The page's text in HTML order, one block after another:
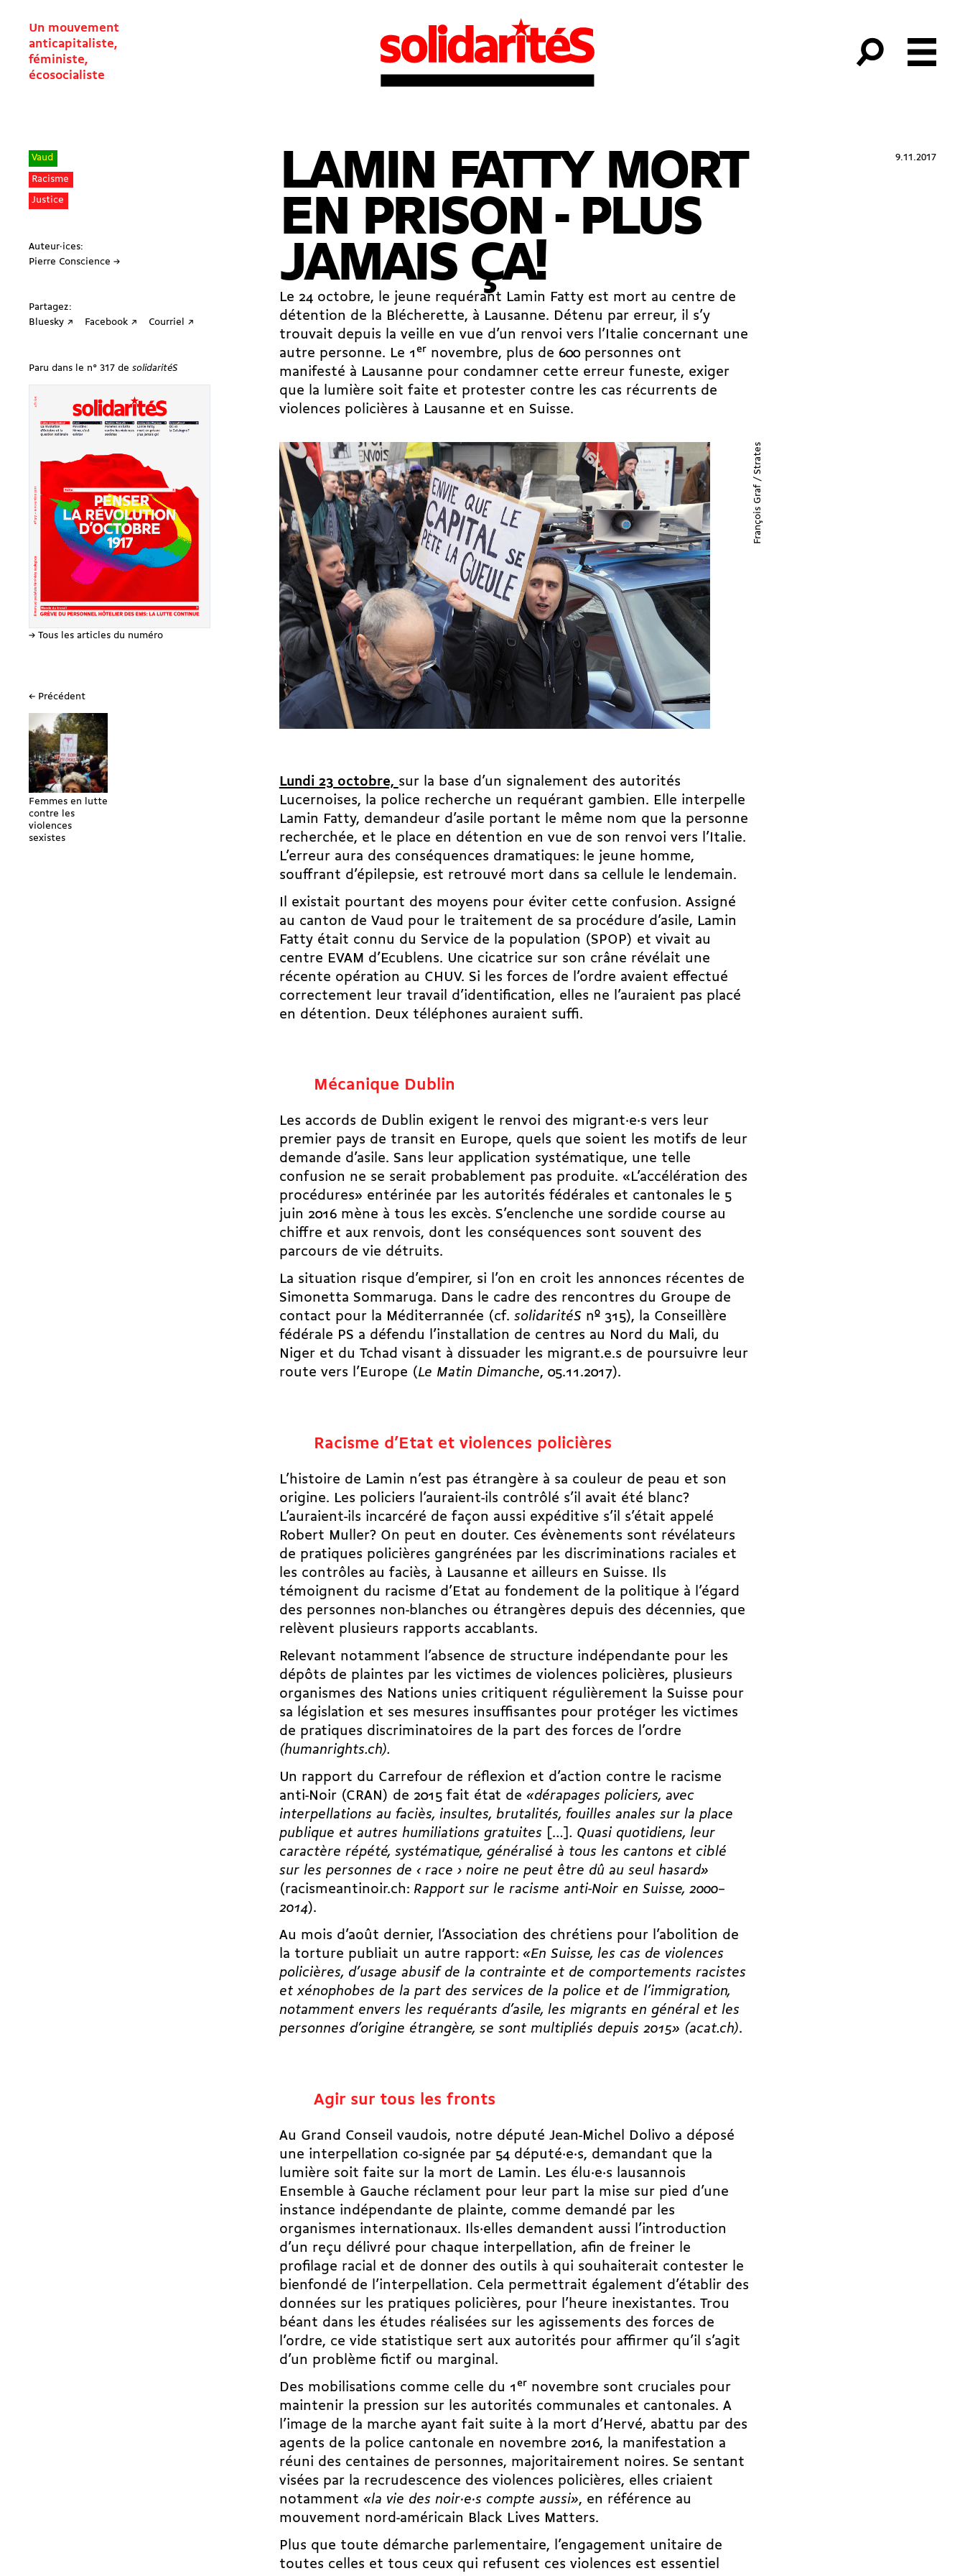
Un mouvement
anticapitaliste,
féministe,
écosocialiste
Vaud
Racisme
Justice
Auteur·ices:
Pierre Conscience →
Partagez:
Bluesky ↗
Facebook ↗ Courriel ↗
Paru dans le n° 317 de solidaritéS
→ Tous les articles du numéro
← Précédent
Femmes en lutte
contre les
violences
sexistes
9.11.2017
LAMIN FATTY MORT
EN PRISON - PLUS
JAMAIS ÇA!
Le 24 octobre, le jeune requérant Lamin Fatty est mort au centre de
détention de la Blécherette, à Lausanne. Détenu par erreur, il s’y
trouvait depuis la veille en vue d’un renvoi vers l’Italie concernant une
autre personne. Le 1er novembre, plus de 600 personnes ont
manifesté à Lausanne pour condamner cette erreur funeste, exiger
que la lumière soit faite et protester contre les cas récurrents de
violences policières à Lausanne et en Suisse.
François Graf / Strates
Lundi 23 octobre, sur la base d’un signalement des autorités
Lucernoises, la police recherche un requérant gambien. Elle interpelle
Lamin Fatty, demandeur d’asile portant le même nom que la personne
recherchée, et le place en détention en vue de son renvoi vers l’Italie.
L’erreur aura des conséquences dramatiques: le jeune homme,
souffrant d’épilepsie, est retrouvé mort dans sa cellule le lendemain.
Il existait pourtant des moyens pour éviter cette confusion. Assigné
au canton de Vaud pour le traitement de sa procédure d’asile, Lamin
Fatty était connu du Service de la population (SPOP) et vivait au
centre EVAM d’Ecublens. Une cicatrice sur son crâne révélait une
récente opération au CHUV. Si les forces de l’ordre avaient effectué
correctement leur travail d’identification, elles ne l’auraient pas placé
en détention. Deux téléphones auraient suffi.
Mécanique Dublin
Les accords de Dublin exigent le renvoi des migrant·e·s vers leur
premier pays de transit en Europe, quels que soient les motifs de leur
demande d’asile. Sans leur application systématique, une telle
confusion ne se serait probablement pas produite. «L’accélération des
procédures» entérinée par les autorités fédérales et cantonales le 5
juin 2016 mène à tous les excès. S’enclenche une sordide course au
chiffre et aux renvois, dont les conséquences sont souvent des
parcours de vie détruits.
La situation risque d’empirer, si l’on en croit les annonces récentes de
Simonetta Sommaruga. Dans le cadre des rencontres du Groupe de
contact pour la Méditerrannée (cf. solidaritéS nº 315), la Conseillère
fédérale PS a défendu l’installation de centres au Nord du Mali, du
Niger et du Tchad visant à dissuader les migrant.e.s de poursuivre leur
route vers l’Europe (Le Matin Dimanche, 05.11.2017).
Racisme d’Etat et violences policières
L’histoire de Lamin n’est pas étrangère à sa couleur de peau et son
origine. Les policiers l’auraient-ils contrôlé s’il avait été blanc?
L’auraient-ils incarcéré de façon aussi expéditive s’il s’était appelé
Robert Muller? On peut en douter. Ces évènements sont révélateurs
de pratiques policières gangrénées par les discriminations raciales et
les contrôles au faciès, à Lausanne et ailleurs en Suisse. Ils
témoignent du racisme d’Etat au fondement de la politique à l’égard
des personnes non-blanches ou étrangères depuis des décennies, que
relèvent plusieurs rapports accablants.
Relevant notamment l’absence de structure indépendante pour les
dépôts de plaintes par les victimes de violences policières, plusieurs
organismes des Nations unies critiquent régulièrement la Suisse pour
sa législation et ses mesures insuffisantes pour protéger les victimes
de pratiques discriminatoires de la part des forces de l’ordre
(humanrights.ch).
Un rapport du Carrefour de réflexion et d’action contre le racisme
anti-Noir (CRAN) de 2015 fait état de «dérapages policiers, avec
interpellations au faciès, insultes, brutalités, fouilles anales sur la place
publique et autres humiliations gratuites
[…] . Quasi quotidiens, leur
caractère répété, systématique, généralisé à tous les cantons et ciblé
sur les personnes de ‹ race › noire ne peut être dû au seul hasard»
(racismeantinoir.ch: Rapport sur le racisme anti-Noir en Suisse, 2000–
2014).
Au mois d’août dernier, l’Association des chrétiens pour l’abolition de
la torture publiait un autre rapport: «En Suisse, les cas de violences
policières, d’usage abusif de la contrainte et de comportements racistes
et xénophobes de la part des services de la police et de l’immigration,
notamment envers les requérants d’asile, les migrants en général et les
personnes d’origine étrangère, se sont multipliés depuis 2015» (acat.ch).
Agir sur tous les fronts
Au Grand Conseil vaudois, notre député Jean-Michel Dolivo a déposé
une interpellation co-­signée par 54 député·e·s, demandant que la
lumière soit faite sur la mort de Lamin. Les élu·e·s lausannois
Ensemble à Gauche réclament pour leur part la mise sur pied d’une
instance indépendante de plainte, comme demandé par les
organismes internationaux. Ils·elles demandent aussi l’introduction
d’un reçu délivré pour chaque interpellation, afin de freiner le
profilage racial et de donner des outils à qui souhaiterait contester le
bienfondé de l’interpellation. Cela permettrait également d’établir des
données sur les pratiques policières, pour l’heure inexistantes. Trou
béant dans les études réalisées sur les agissements des forces de
l’ordre, ce vide statistique sert aux autorités pour affirmer qu’il s’agit
d’un problème fictif ou marginal.
Des mobilisations comme celle du 1er novembre sont cruciales pour
maintenir la pression sur les autorités communales et cantonales. A
l’image de la marche ayant fait suite à la mort d’Hervé, abattu par des
agents de la police cantonale en novembre 2016, la manifestation a
réuni des centaines de personnes, majoritairement noires. Se sentant
visées par la recrudescence des violences policières, elles criaient
notamment «la vie des noir·e·s compte aussi», en référence au
mouvement nord-américain Black Lives Matters.
Plus que toute démarche parlementaire, l’engagement unitaire de
toutes celles et tous ceux qui refusent ces violences est essentiel